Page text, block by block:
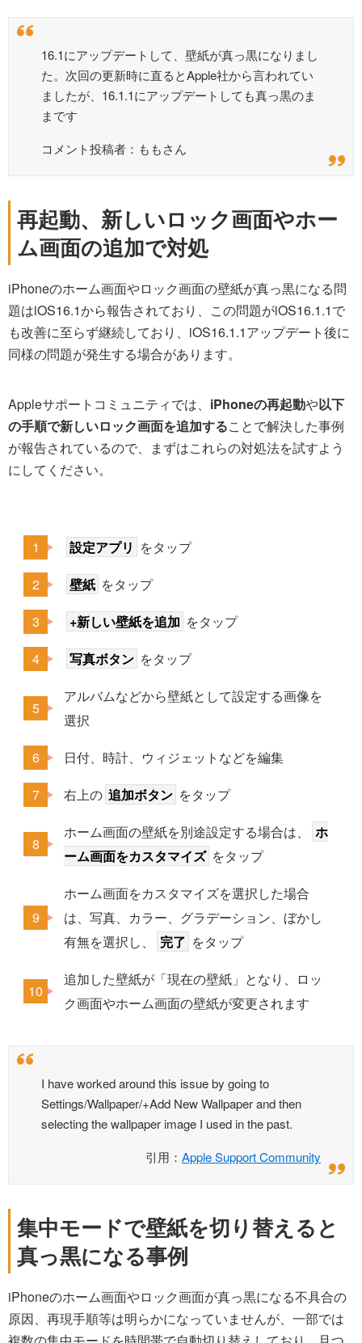
16.1にアップデートして、壁紙が真っ黒になりまし
た。次回の更新時に直るとApple社から言われてい
ましたが、16.1.1にアップデートしても真っ黒のま
まです
コメント投稿者：ももさん
再起動、新しいロック画面やホー
ム画面の追加で対処
iPhoneのホーム画面やロック画面の壁紙が真っ黒になる問
題はiOS16.1から報告されており、この問題がiOS16.1.1で
も改善に至らず継続しており、iOS16.1.1アップデート後に
同様の問題が発生する場合があります。
Appleサポートコミュニティでは、 iPhoneの再起動や以下
の手順で新しいロック画面を追加することで解決した事例
が報告されているので、まずはこれらの対処法を試すよう
にしてください。
設定アプリ をタップ
壁紙 をタップ
+新しい壁紙を追加 をタップ
写真ボタン をタップ
アルバムなどから壁紙として設定する画像を
選択
日付、時計、ウィジェットなどを編集
右上の 追加ボタン をタップ
ホーム画面の壁紙を別途設定する場合は、
ホ
ーム画面をカスタマイズ をタップ
ホーム画面をカスタマイズを選択した場合
は、写真、カラー、グラデーション、ぼかし
有無を選択し、
完了 をタップ
追加した壁紙が「現在の壁紙」となり、ロッ
ク画面やホーム画面の壁紙が変更されます
I have worked around this issue by going to
Settings/Wallpaper/+Add New Wallpaper and then
selecting the wallpaper image I used in the past.
引用： Apple Support Community
集中モードで壁紙を切り替えると
真っ黒になる事例
iPhoneのホーム画面やロック画面が真っ黒になる不具合の
原因、再現手順等は明らかになっていませんが、一部では